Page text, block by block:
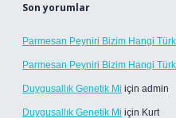
Son yorumlar
Parmesan Peyniri Bizim Hangi
Parmesan Peyniri Bizim Hangi
Duygusallık Genetik Mi için admin
Duygusallık Genetik Mi için Kurt